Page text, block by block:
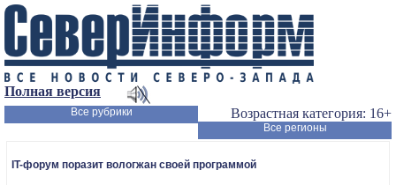
Полная версия
Возрастная категория: 16+
Все рубрики
Все регионы
IT-форум поразит вологжан своей программой